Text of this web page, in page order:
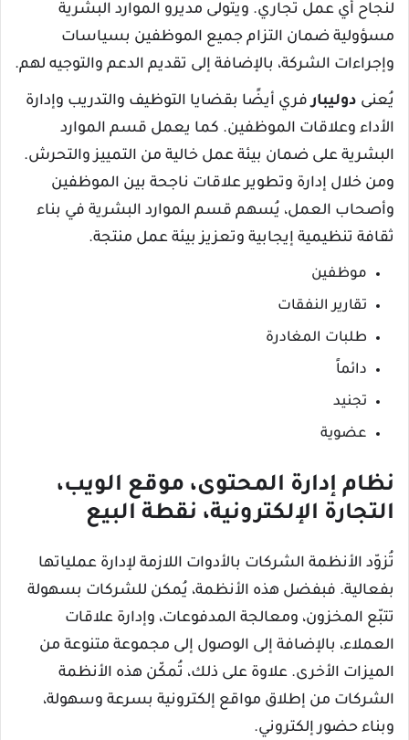
لنجاح أي عمل تجاري. ويتولى مديرو الموارد البشرية
مسؤولية ضمان التزام جميع الموظفين بسياسات
وإجراءات الشركة، بالإضافة إلى تقديم الدعم والتوجيه لهم.
يُعنى دوليبار فري أيضًا بقضايا التوظيف والتدريب وإدارة
الأداء وعلاقات الموظفين. كما يعمل قسم الموارد
البشرية على ضمان بيئة عمل خالية من التمييز والتحرش.
ومن خلال إدارة وتطوير علاقات ناجحة بين الموظفين
وأصحاب العمل، يُسهم قسم الموارد البشرية في بناء
ثقافة تنظيمية إيجابية وتعزيز بيئة عمل منتجة.
موظفين
تقارير النفقات
طلبات المغادرة
دائماً
تجنيد
عضوية
نظام إدارة المحتوى، موقع الويب،
التجارة الإلكترونية، نقطة البيع
تُزوّد ​​الأنظمة الشركات بالأدوات اللازمة لإدارة عملياتها
بفعالية. فبفضل هذه الأنظمة، يُمكن للشركات بسهولة
تتبّع المخزون، ومعالجة المدفوعات، وإدارة علاقات
العملاء، بالإضافة إلى الوصول إلى مجموعة متنوعة من
الميزات الأخرى. علاوة على ذلك، تُمكّن هذه الأنظمة
الشركات من إطلاق مواقع إلكترونية بسرعة وسهولة،
وبناء حضور إلكتروني.